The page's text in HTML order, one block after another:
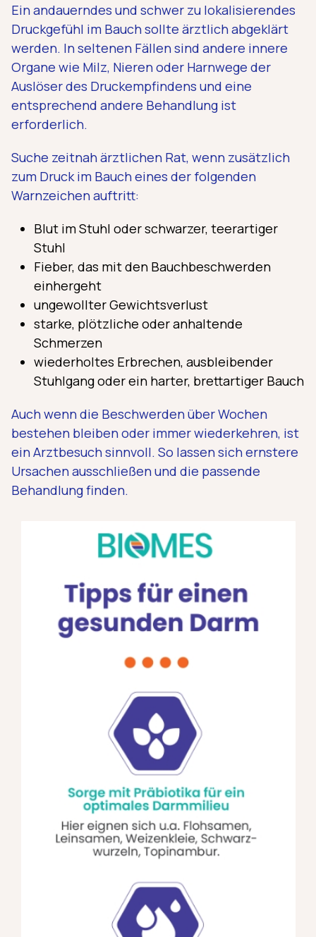
Ein andauerndes und schwer zu lokalisierendes
Druckgefühl im Bauch sollte ärztlich abgeklärt
werden. In seltenen Fällen sind andere innere
Organe wie Milz, Nieren oder Harnwege der
Auslöser des Druckempfindens und eine
entsprechend andere Behandlung ist
erforderlich.
Suche zeitnah ärztlichen Rat, wenn zusätzlich
zum Druck im Bauch eines der folgenden
Warnzeichen auftritt:
Blut im Stuhl oder schwarzer, teerartiger
Stuhl
Fieber, das mit den Bauchbeschwerden
einhergeht
ungewollter Gewichtsverlust
starke, plötzliche oder anhaltende
Schmerzen
wiederholtes Erbrechen, ausbleibender
Stuhlgang oder ein harter, brettartiger Bauch
Auch wenn die Beschwerden über Wochen
bestehen bleiben oder immer wiederkehren, ist
ein Arztbesuch sinnvoll. So lassen sich ernstere
Ursachen ausschließen und die passende
Behandlung finden.